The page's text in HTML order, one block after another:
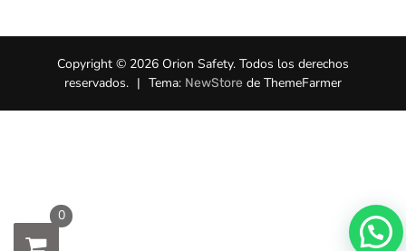
elegir
en
Copyright © 2026 Orion Safety. Todos los derechos
reservados. | Tema: NewStore de ThemeFarmer
0